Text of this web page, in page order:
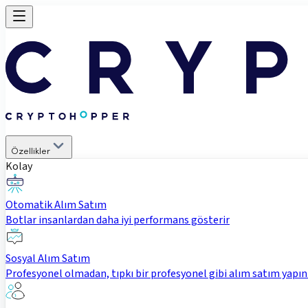
Özellikler
Kolay
Otomatik Alım Satım
Botlar insanlardan daha iyi performans gösterir
Sosyal Alım Satım
Profesyonel olmadan, tıpkı bir profesyonel gibi alım satım